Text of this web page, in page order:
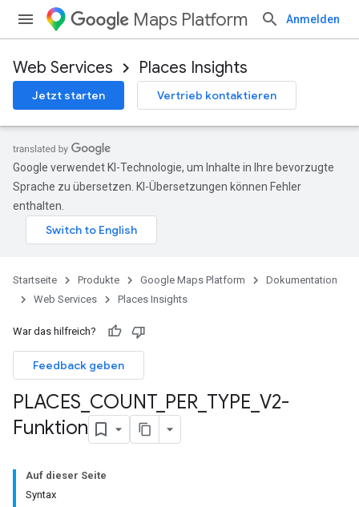
Maps Platform Anmelden
Web Services Places Insights
Jetzt starten Vertrieb kontaktieren
Google verwendet KI-Technologie, um Inhalte in Ihre bevorzugte
Sprache zu übersetzen. KI-Übersetzungen können Fehler
enthalten.
Startseite Produkte Google Maps Platform
Dokumentation
Web Services
Places Insights
War das hilfreich?
Feedback geben
PLACES COUNT_ PER TYPE V2-
Funktion
Auf dieser Seite
Syntax